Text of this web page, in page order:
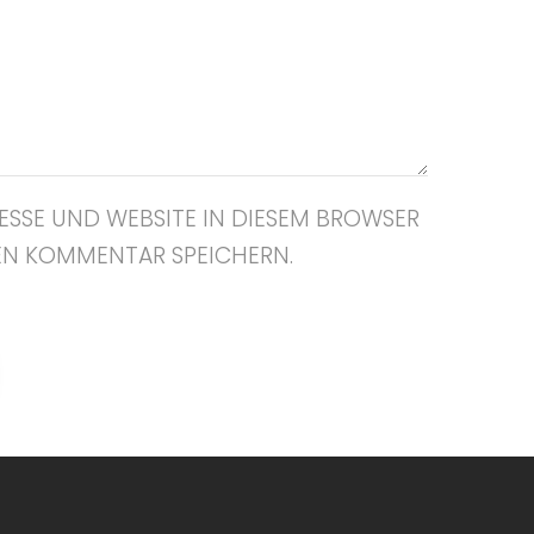
UND WEBSITE IN DIESEM BROWSER
KOMMENTAR SPEICHERN.